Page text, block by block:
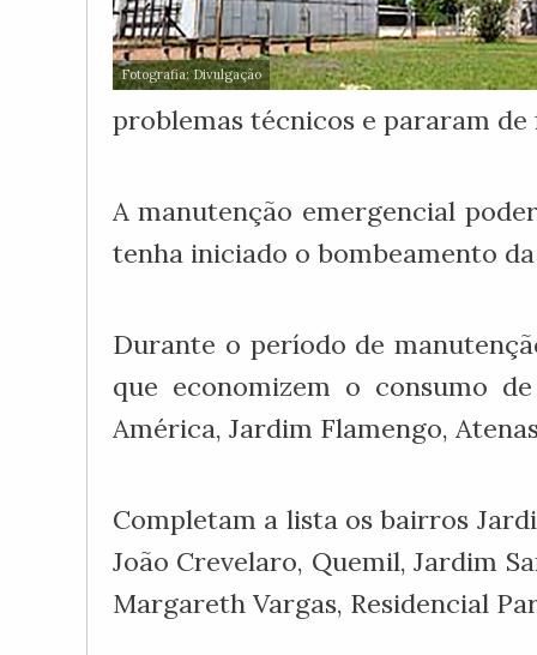
Fotografia: Divulgação
problemas técnicos e pararam
A manutenção emergencial
tenha iniciado o bombeamento
Durante o período de
que economizem o consumo
América, Jardim Flamengo,
Completam a lista os bairros
João Crevelaro, Quemil, Jardim
Margareth Vargas, Residencial